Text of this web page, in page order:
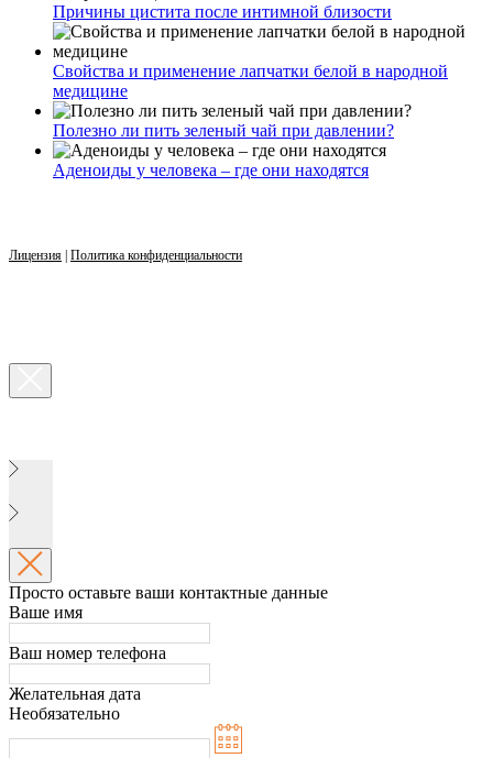
Причины цистита после интимной близости
Свойства и применение лапчатки белой в народной
медицине
Полезно ли пить зеленый чай при давлении?
Аденоиды у человека – где они находятся
Лицензия | Политика конфиденциальности
Просто оставьте ваши контактные данные
Ваше имя
Ваш номер телефона
Желательная дата
Необязательно